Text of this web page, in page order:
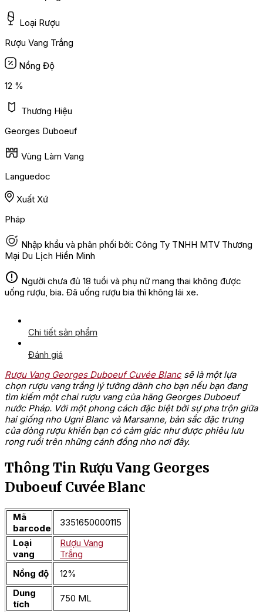
Loại Rượu
Rượu Vang Trắng
Nồng Độ
12 %
Thương Hiệu
Georges Duboeuf
Vùng Làm Vang
Languedoc
Xuất Xứ
Pháp
Nhập khẩu và phân phối bởi: Công Ty TNHH MTV Thương
Mại Du Lịch Hiền Minh
Người chưa đủ 18 tuổi và phụ nữ mang thai không được
uống rượu, bia. Đã uống rượu bia thì không lái xe.
Chi tiết sản phẩm
Đánh giá
Rượu Vang Georges Duboeuf Cuvée Blancsẽ là một lựa
chọn rượu vang trắng lý tưởng dành cho bạn nếu bạn đang
tìm kiếm một chai rượu vang của hãng Georges Duboeuf
nước Pháp. Với một phong cách đặc biệt bởi sự pha trộn giữa
hai giống nho Ugni Blanc và Marsanne, bản sắc đặc trưng
của dòng rượu khiến bạn có cảm giác như được phiêu lưu
rong ruổi trên những cánh đồng nho nơi đây.
Thông Tin Rượu Vang Georges
Duboeuf Cuvée Blanc
Mã
barcode
3351650000115
Loại
vang
Rượu Vang
Trắng
Nồng độ
12%
Dung
tích
750 ML